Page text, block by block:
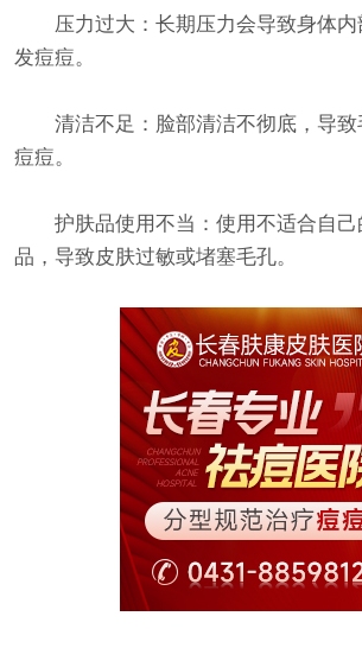
压力过大：长期压力会导致身体内
发痘痘。
清洁不足：脸部清洁不彻底，导致
痘痘。
护肤品使用不当：使用不适合自己
品，导致皮肤过敏或堵塞毛孔。